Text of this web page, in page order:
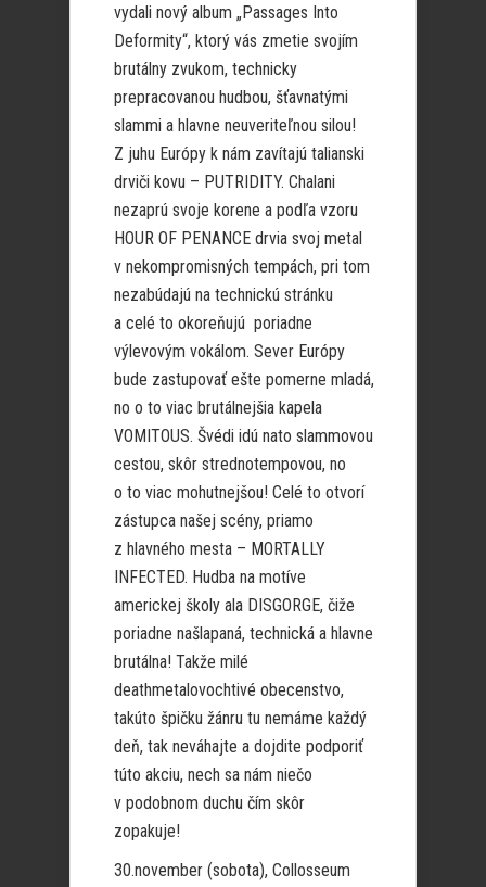
vydali nový album „Passages Into
Deformity“, ktorý vás zmetie svojím
brutálny zvukom, technicky
prepracovanou hudbou, šťavnatými
slammi a hlavne neuveriteľnou silou!
Z juhu Európy k nám zavítajú talianski
drviči kovu – PUTRIDITY. Chalani
nezaprú svoje korene a podľa vzoru
HOUR OF PENANCE drvia svoj metal
v nekompromisných tempách, pri tom
nezabúdajú na technickú stránku
a celé to okoreňujú poriadne
výlevovým vokálom. Sever Európy
bude zastupovať ešte pomerne mladá,
no o to viac brutálnejšia kapela
VOMITOUS. Švédi idú nato slammovou
cestou, skôr strednotempovou, no
o to viac mohutnejšou! Celé to otvorí
zástupca našej scény, priamo
z hlavného mesta – MORTALLY
INFECTED. Hudba na motíve
americkej školy ala DISGORGE, čiže
poriadne našlapaná, technická a hlavne
brutálna! Takže milé
deathmetalovochtivé obecenstvo,
takúto špičku žánru tu nemáme každý
deň, tak neváhajte a dojdite podporiť
túto akciu, nech sa nám niečo
v podobnom duchu čím skôr
zopakuje!
30.november (sobota), Collosseum